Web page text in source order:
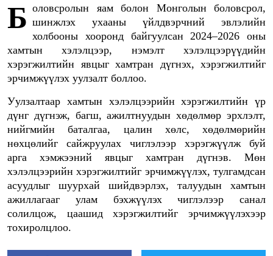
Боловсролын яам болон Монголын боловсрол, шинжлэх ухааны үйлдвэрчний эвлэлийн
холбооны хооронд байгуулсан 2024–2026 оны
хамтын хэлэлцээр, нэмэлт хэлэлцээрүүдийн
хэрэгжилтийн явцыг хамтран дүгнэх, хэрэгжилтийг
эрчимжүүлэх уулзалт боллоо.
Уулзалтаар хамтын хэлэлцээрийн хэрэгжилтийн үр
дүнг дүгнэж, багш, ажилтнуудын хөдөлмөр эрхлэлт,
нийгмийн баталгаа, цалин хөлс, хөдөлмөрийн
нөхцөлийг сайжруулах чиглэлээр хэрэгжүүлж буй
арга хэмжээний явцыг хамтран дүгнэв. Мөн
хэлэлцээрийн хэрэгжилтийг эрчимжүүлэх, тулгамдсан
асуудлыг шуурхай шийдвэрлэх, талуудын хамтын
ажиллагааг улам бэхжүүлэх чиглэлээр санал
солилцож, цаашид хэрэгжилтийг эрчимжүүлэхээр
тохиролцлоо.